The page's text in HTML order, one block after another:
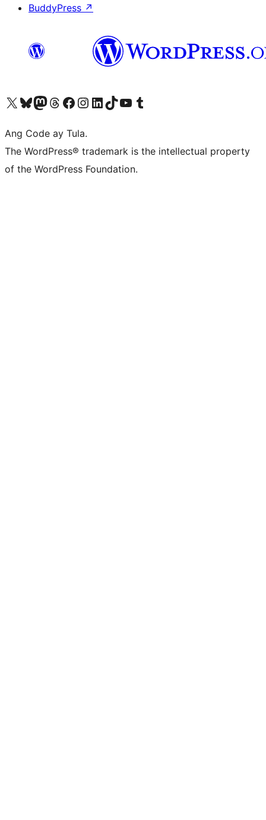
BuddyPress ↗
Visit our X (formerly Twitter) account
Bisitahin ang aming Bluesky account
Visit our Mastodon account
Bisitahin ang aming Threads account
Visit our Facebook page
Visit our Instagram account
Visit our LinkedIn account
Bisitahin ang aming TikTok account
Visit our YouTube channel
Bisitahin ang aming Tumblr account
Ang Code ay Tula.
The WordPress® trademark is the intellectual property
of the WordPress Foundation.